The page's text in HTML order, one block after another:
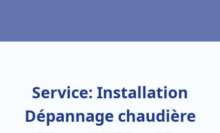
Service: Installation
Dépannage chaudière